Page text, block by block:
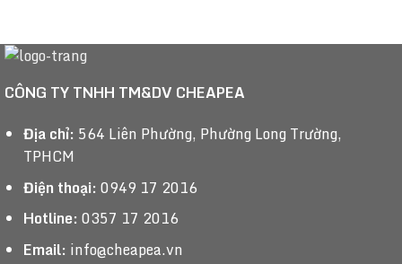
CÔNG TY TNHH TM&DV CHEAPEA
Địa chỉ: 564 Liên Phường, Phường Long Trường,
TPHCM
Điện thoại: 0949 17 2016
Hotline: 0357 17 2016
Email: info@cheapea.vn